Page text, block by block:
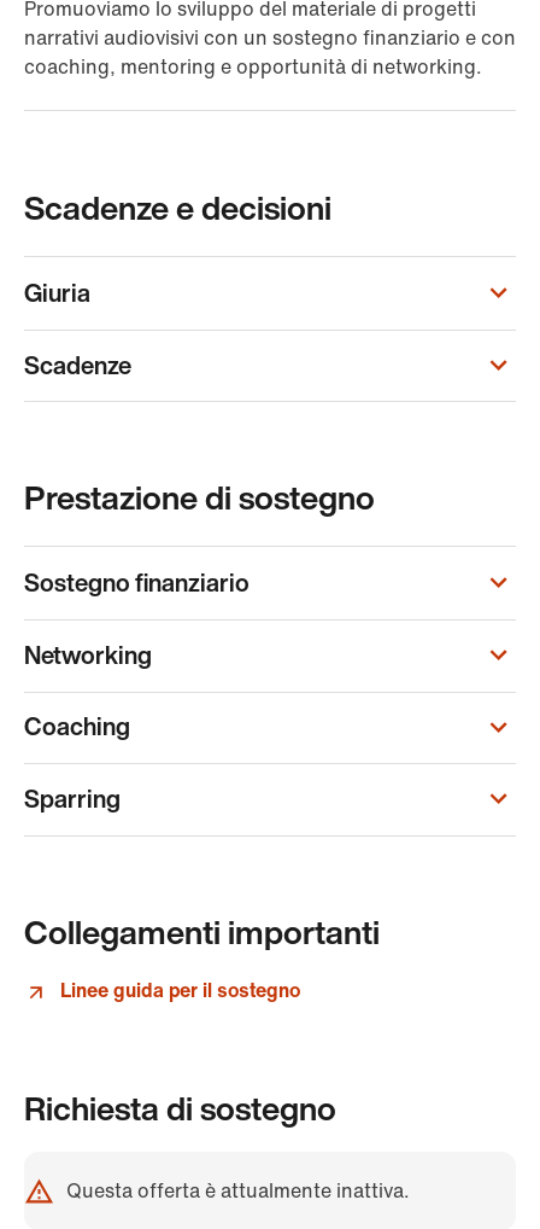
Promuoviamo lo sviluppo del materiale di progetti
narrativi audiovisivi con un sostegno finanziario e con
coaching, mentoring e opportunità di networking.
Scadenze e decisioni
Giuria
Scadenze
Prestazione di sostegno
Sostegno finanziario
Networking
Coaching
Sparring
Collegamenti importanti
Linee guida per il sostegno
Richiesta di sostegno
Questa offerta è attualmente inattiva.